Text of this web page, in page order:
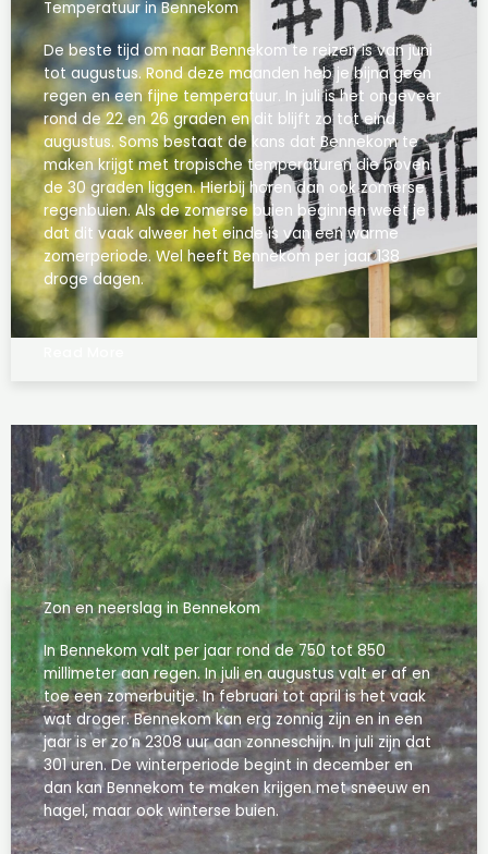
Temperatuur in Bennekom
De beste tijd om naar Bennekom te reizen is van juni
tot augustus. Rond deze maanden heb je bijna geen
regen en een fijne temperatuur. In juli is het ongeveer
rond de 22 en 26 graden en dit blijft zo tot eind
augustus. Soms bestaat de kans dat Bennekom te
maken krijgt met tropische temperaturen die boven
de 30 graden liggen. Hierbij horen dan ook zomerse
regenbuien. Als de zomerse buien beginnen weet je
dat dit vaak alweer het einde is van een warme
zomerperiode. Wel heeft Bennekom per jaar 138
droge dagen.
Zon en neerslag in Bennekom
In Bennekom valt per jaar rond de 750 tot 850
millimeter aan regen. In juli en augustus valt er af en
toe een zomerbuitje. In februari tot april is het vaak
wat droger. Bennekom kan erg zonnig zijn en in een
jaar is er zo’n 2308 uur aan zonneschijn. In juli zijn dat
301 uren. De winterperiode begint in december en
dan kan Bennekom te maken krijgen met sneeuw en
hagel, maar ook winterse buien.